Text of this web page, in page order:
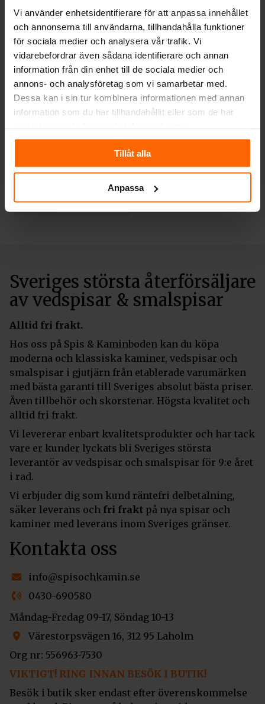
Vi använder enhetsidentifierare för att anpassa innehållet
och annonserna till användarna, tillhandahålla funktioner
för sociala medier och analysera vår trafik. Vi
vidarebefordrar även sådana identifierare och annan
information från din enhet till de sociala medier och
annons- och analysföretag som vi samarbetar med.
Dessa kan i sin tur kombinera informationen med annan
information som du har tillhandahållit eller som de har
Tillåt alla
Anpassa
till rund anslutning
vid Toppmontering
av rökgång.
Sveriges största återförsäljare
av vedspisar & smalspisar
Alltid fri frakt.
Hos oss på Spis & Kaminboden kan du köpa
moderna och klassiska kaminer, vedspisar och
smalspisar i gjutjärn från etablerade varumärken
med bästa garanti till Sveriges absolut bästa priser.
Även tillbehör och skorstenar. Högsta kvalitet och
alltid fri frakt.
Vi levererar enbart kvalitetsprodukter och har tack
vare er kunder lyckats bli Sveriges största
leverantör av vedspisar och smalspisar för 9:e året
i rad.
Vi erbjuder dig som kund räntefri delbetalning,
säker leverans och fri frakt på nya spisar och
kaminer med leverans inom Sveriges gränser.
Kontakta oss
info@spisochkamin.se
0430-690580
Måndag-Fredag 09-17, Söndag 10-13
Värestorpsvägen 16, 312 95 Laholm
Org nr: 556963-7530
VIKTIGT! RING INNAN BESÖK I BUTIK!
Besök i butik sker endast efter överenskommelse